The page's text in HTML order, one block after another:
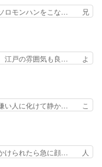
… 現代から始まり、タ
… いや別に良い話でもな
うじて作画の崩壊はお
ソロモンハンをこな… 兄
！！！！！！… これか
エピソード… 甚太は白
つきひめと… ちょいちょ
っちゃう… OP、いきな
声… 特に声優さんの演
… あとは何も言えな
…
江戸の雰囲気も良… よ
品といえば、… 奈津は
通の作品だと… 1話は
讐の話でひた… 江戸編を
だろうが楽… 今期アニメ
話完… 彼の決意と訣別
え… 人の念によって生
…
嫌い人に化けて静か… こ
以外にも人… テンポ早
てるって… 意外な展開
と茂助が… ママならぬ、
いは乳… 最初から「もの
かけられたら急に顔… 人